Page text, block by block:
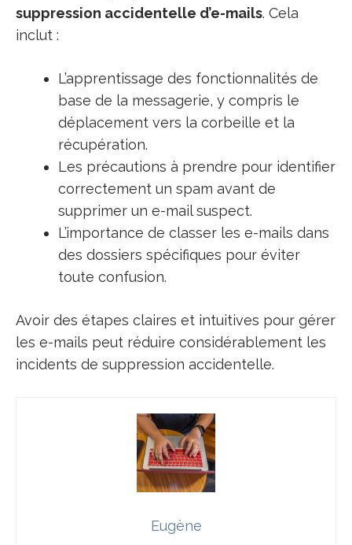
suppression accidentelle d’e-mails. Cela
inclut :
L’apprentissage des fonctionnalités de
base de la messagerie, y compris le
déplacement vers la corbeille et la
récupération.
Les précautions à prendre pour identifier
correctement un spam avant de
supprimer un e-mail suspect.
L’importance de classer les e-mails dans
des dossiers spécifiques pour éviter
toute confusion.
Avoir des étapes claires et intuitives pour gérer
les e-mails peut réduire considérablement les
incidents de suppression accidentelle.
Eugène